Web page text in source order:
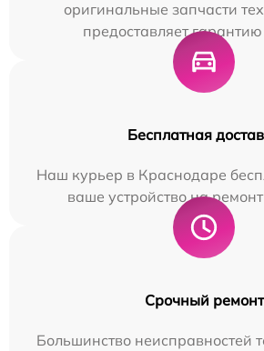
оригинальные запчасти
предоставляет гарантию
Бесплатная
Наш курьер в Краснодаре
ваше устройство на
Срочный ремонт
Большинство неисправностей